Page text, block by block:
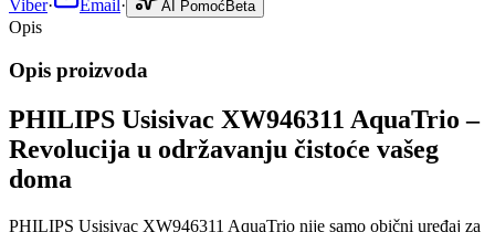
Viber· Email· AI Pomoć Beta
Opis
Opis proizvoda
PHILIPS Usisivac XW946311 AquaTrio –
Revolucija u održavanju čistoće vašeg
doma
PHILIPS Usisivac XW946311 AquaTrio nije samo obični uređaj za